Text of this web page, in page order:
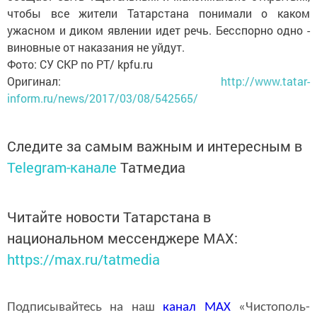
чтобы все жители Татарстана понимали о каком
ужасном и диком явлении идет речь. Бесспорно одно -
виновные от наказания не уйдут.
Фото: СУ СКР по РТ/ kpfu.ru
Оригинал: http://www.tatar-
inform.ru/news/2017/03/08/542565/
Следите за самым важным и интересным в
Telegram-канале Татмедиа
Читайте новости Татарстана в
национальном мессенджере MАХ:
https://max.ru/tatmedia
Подписывайтесь на наш канал MAX«Чистополь-